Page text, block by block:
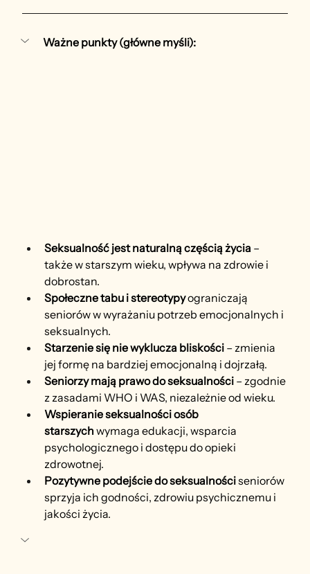
Ważne punkty (główne myśli):
Seksualność jest naturalną częścią życia –
także w starszym wieku, wpływa na zdrowie i
dobrostan.
Społeczne tabu i stereotypy ograniczają
seniorów w wyrażaniu potrzeb emocjonalnych i
seksualnych.
Starzenie się nie wyklucza bliskości – zmienia
jej formę na bardziej emocjonalną i dojrzałą.
Seniorzy mają prawo do seksualności – zgodnie
z zasadami WHO i WAS, niezależnie od wieku.
Wspieranie seksualności osób
starszych wymaga edukacji, wsparcia
psychologicznego i dostępu do opieki
zdrowotnej.
Pozytywne podejście do seksualności seniorów
sprzyja ich godności, zdrowiu psychicznemu i
jakości życia.